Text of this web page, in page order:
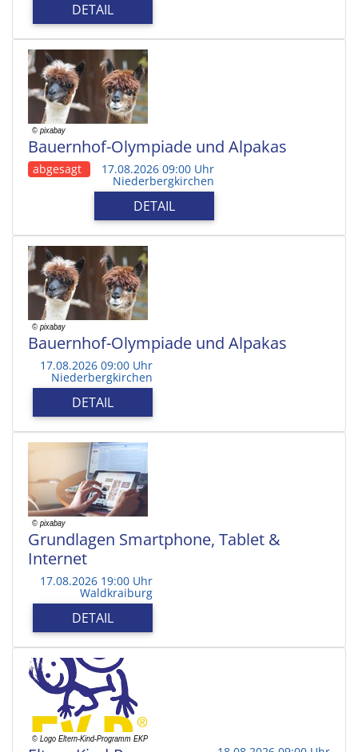
DETAIL
Bauernhof-Olympiade und Alpakas
abgesagt 17.08.2026 09:00 Uhr
Niederbergkirchen
DETAIL
Bauernhof-Olympiade und Alpakas
17.08.2026 09:00 Uhr
Niederbergkirchen
DETAIL
Grundlagen Smartphone, Tablet &
Internet
17.08.2026 19:00 Uhr
Waldkraiburg
DETAIL